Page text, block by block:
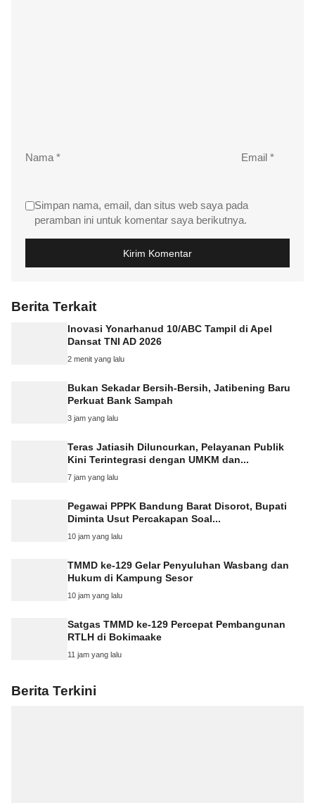
Nama * Email *
Simpan nama, email, dan situs web saya pada
peramban ini untuk komentar saya berikutnya.
Berita Terkait
Inovasi Yonarhanud 10/ABC Tampil di Apel
Dansat TNI AD 2026
2 menit yang lalu
Bukan Sekadar Bersih-Bersih, Jatibening Baru
Perkuat Bank Sampah
3 jam yang lalu
Teras Jatiasih Diluncurkan, Pelayanan Publik
Kini Terintegrasi dengan UMKM dan...
7 jam yang lalu
Pegawai PPPK Bandung Barat Disorot, Bupati
Diminta Usut Percakapan Soal...
10 jam yang lalu
TMMD ke-129 Gelar Penyuluhan Wasbang dan
Hukum di Kampung Sesor
10 jam yang lalu
Satgas TMMD ke-129 Percepat Pembangunan
RTLH di Bokimaake
11 jam yang lalu
Berita Terkini